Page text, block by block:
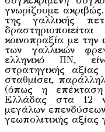
γνωρίζουμε
της γαλλικής
κοινοπραξία με την
των γαλλικών
ελληνικό ΠΝ,
στρατηγικής
σταθμίσει,
(όπως η επέκταση
Ελλάδας στα 12
μεγάλων
γεωπολιτικής αξίας